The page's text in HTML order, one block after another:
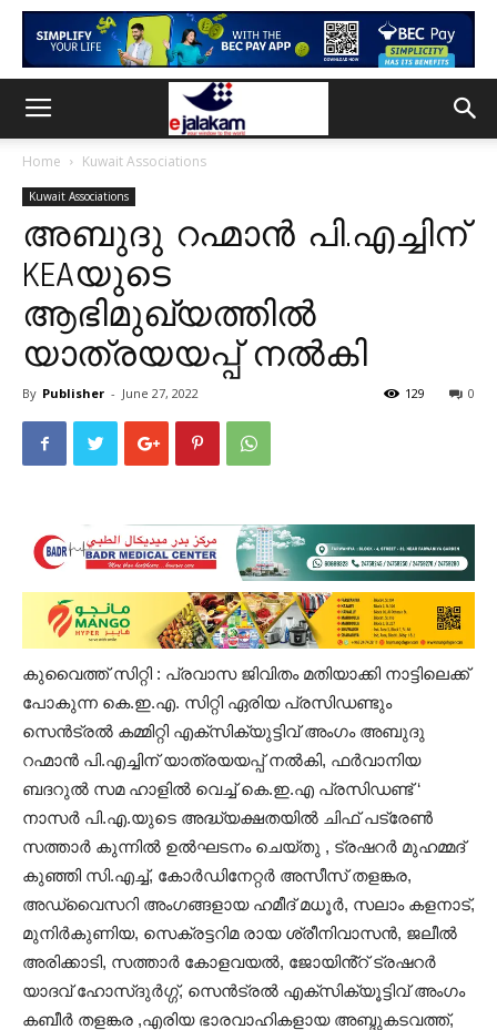
Home Kuwait Associations
Kuwait Associations
അബുദു റഹ്മാൻ പി.എച്ചിന്
KEAയുടെ
ആഭിമുഖ്യത്തിൽ
യാത്രയയപ്പ് നൽകി
By Publisher - June 27, 2022 0
129
കുവൈത്ത് സിറ്റി : പ്രവാസ ജിവിതം മതിയാക്കി നാട്ടിലെക്ക്
പോകുന്ന കെ.ഇ.എ. സിറ്റി ഏരിയ പ്രസിഡണ്ടും
സെൻട്രൽ കമ്മിറ്റി എക്സിക്യുട്ടിവ് അംഗം അബുദു
റഹ്മാൻ പി.എച്ചിന് യാത്രയയപ്പ് നൽകി, ഫർവാനിയ
ബദറുൽ സമ ഹാളിൽ വെച്ച് കെ.ഇ.എ പ്രസിഡണ്ട് ‘
നാസർ പി.എ.യുടെ അദ്ധ്യക്ഷതയിൽ ചിഫ് പട്രേൺ
സത്താർ കുന്നിൽ ഉൽഘടനം ചെയ്തു , ട്രഷറർ മുഹമ്മദ്‌
കുഞ്ഞി സി.എച്ച്, കോർഡിനേറ്റർ അസീസ് തളങ്കര,
അഡ്വൈസറി അംഗങ്ങളായ ഹമീദ് മധൂർ, സലാം കളനാട്,
മുനിർകുണിയ, സെക്രട്ടറിമ രായ ശ്രീനിവാസൻ, ജലീൽ
അരിക്കാടി, സത്താർ കോളവയൽ, ജോയിൻ്റ് ട്രഷറർ
യാദവ് ഹോസ്ദുർഗ്ഗ്, സെൻട്രൽ എക്സിക്യൂട്ടിവ് അംഗം
കബീർ തളങ്കര ,എരിയ ഭാരവാഹികളായ അബ്ദുകടവത്ത്,